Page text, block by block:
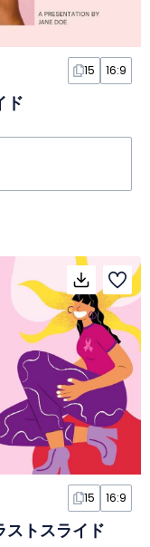
15 16:9
ド
15 16:9
ストスライド